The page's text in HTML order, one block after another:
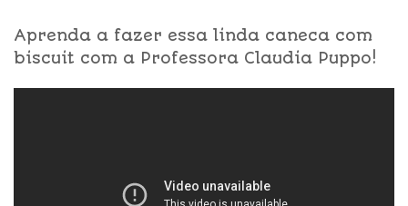
Aprenda a fazer essa linda caneca com
biscuit com a Professora Claudia Puppo!